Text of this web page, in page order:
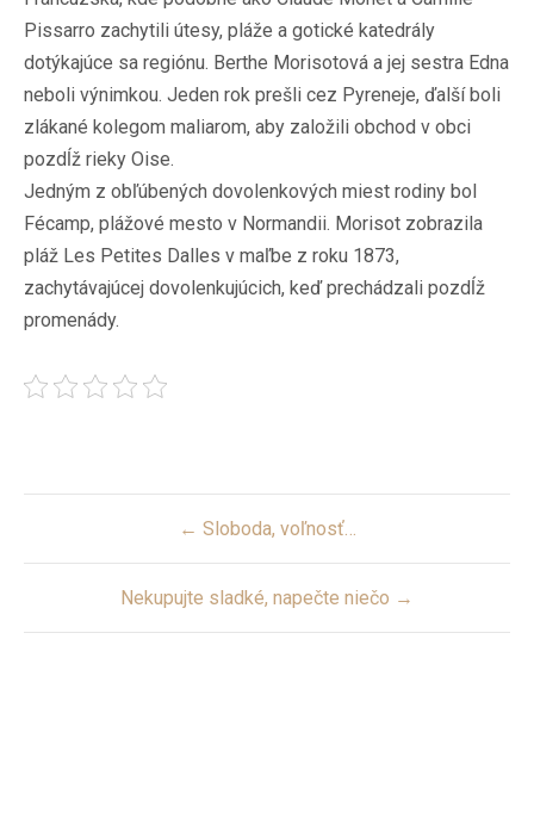
Pissarro zachytili útesy, pláže a gotické katedrály
dotýkajúce sa regiónu. Berthe Morisotová a jej sestra Edna
neboli výnimkou. Jeden rok prešli cez Pyreneje, ďalší boli
zlákané kolegom maliarom, aby založili obchod v obci
pozdĺž rieky Oise.
Jedným z obľúbených dovolenkových miest rodiny bol
Fécamp, plážové mesto v Normandii. Morisot zobrazila
pláž Les Petites Dalles v maľbe z roku 1873,
zachytávajúcej dovolenkujúcich, keď prechádzali pozdĺž
promenády.
← Sloboda, voľnosť…
Nekupujte sladké, napečte niečo →